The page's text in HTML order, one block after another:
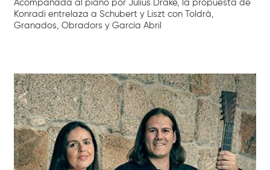
Acompañada al piano por Julius Drake, la propuesta de
Konradi entrelaza a Schubert y Liszt con Toldrà,
Granados, Obradors y García Abril